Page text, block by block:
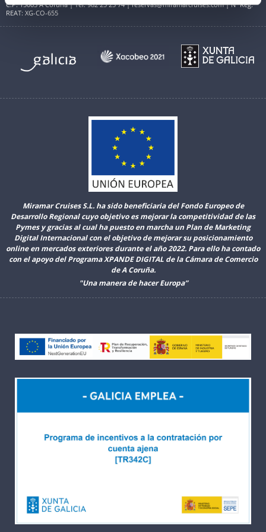
C.P. 15003 A Coruña | Tel. 982 25 25 74 | reservas@miramarcruises.com | Nº Reg.
REAT: XG-CO-655
Miramar Cruises S.L. ha sido beneficiaria del Fondo Europeo de
Desarrollo Regional cuyo objetivo es mejorar la competitividad de las
Pymes y gracias al cual ha puesto en marcha un Plan de Marketing
Digital Internacional con el objetivo de mejorar su posicionamiento
online en mercados exteriores durante el año 2022. Para ello ha contado
con el apoyo del Programa XPANDE DIGITAL de la Cámara de Comercio
de A Coruña.
"Una manera de hacer Europa”